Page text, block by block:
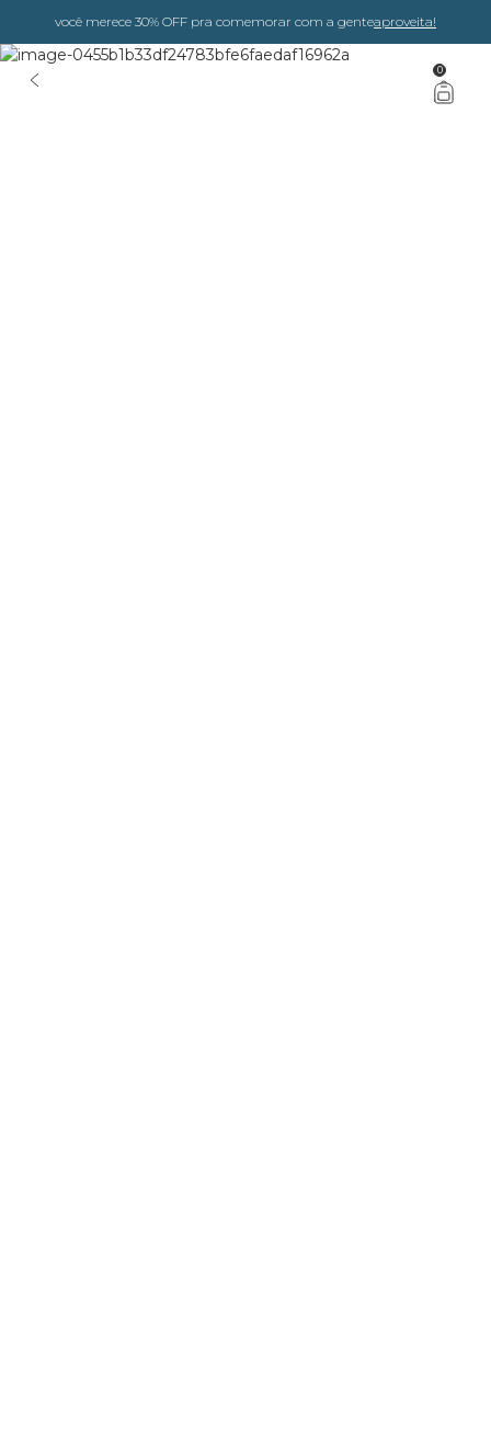
você merece 30% OFF pra comemorar com a genteaproveita!
0